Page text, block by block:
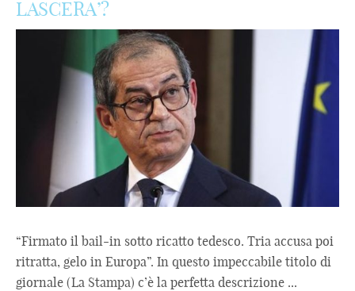
LASCERA’?
“Firmato il bail-in sotto ricatto tedesco. Tria accusa poi
ritratta, gelo in Europa”. In questo impeccabile titolo di
giornale (La Stampa) c’è la perfetta descrizione ...